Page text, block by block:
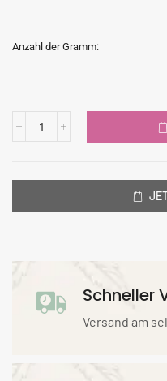
Anzahl der Gramm:
Schneller
Versand am